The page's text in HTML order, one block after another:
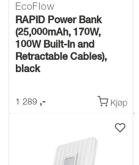
EcoFlow
RAPID Power Bank
(25,000mAh, 170W,
100W Built-In and
Retractable Cables),
black
1 289 ,- Kjøp